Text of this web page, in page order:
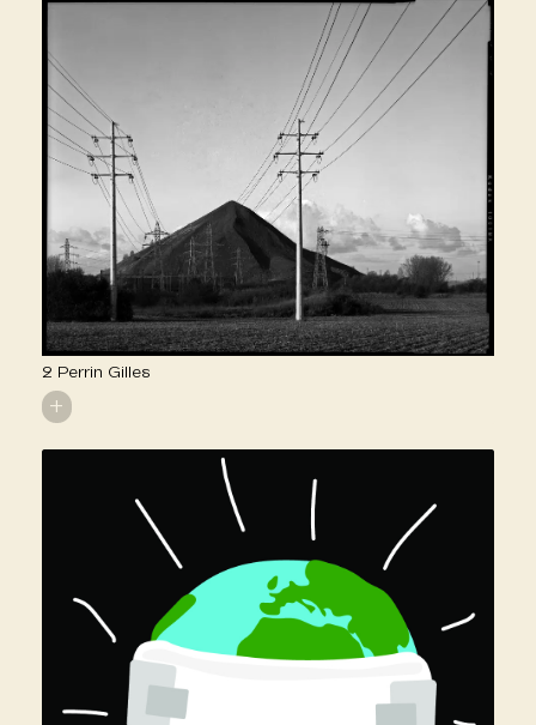
2 Perrin Gilles
+